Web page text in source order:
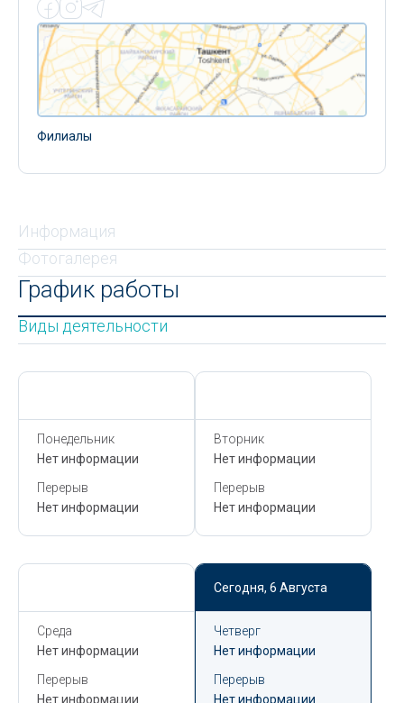
Филиалы
Информация
Фотогалерея
График работы
Виды деятельности
Понедельник
Нет информации
Перерыв
Нет информации
Вторник
Нет информации
Перерыв
Нет информации
Среда
Нет информации
Перерыв
Нет информации
Сегодня, 6 Августа
Четверг
Нет информации
Перерыв
Нет информации